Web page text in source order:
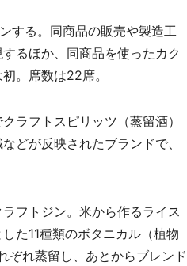
する。同商品の販売や製造工
るほか、同商品を使ったカク
。席数は22席。
ラフトスピリッツ（蒸留酒）
どが反映されたブランドで、
フトジン。米から作るライス
た11種類のボタニカル（植物
ぞれ蒸留し、あとからブレンド